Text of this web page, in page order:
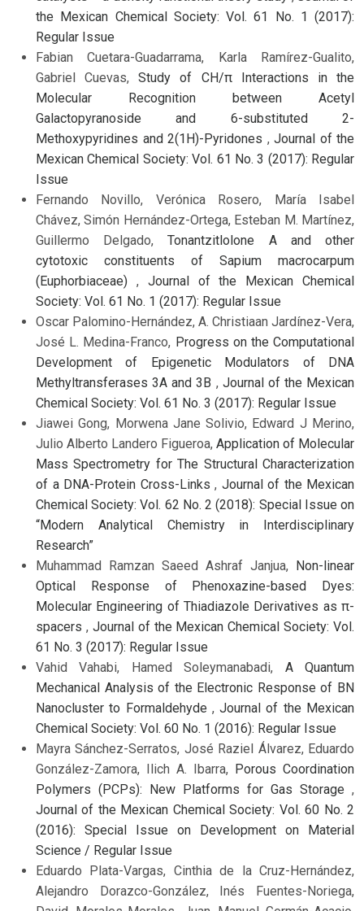
the Mexican Chemical Society: Vol. 61 No. 1 (2017):
Regular Issue
Fabian Cuetara-Guadarrama, Karla Ramírez-Gualito,
Gabriel Cuevas,Study of CH/π Interactions in the
Molecular Recognition between Acetyl
Galactopyranoside and 6-substituted 2-
Methoxypyridines and 2(1H)-Pyridones , Journal of the
Mexican Chemical Society: Vol. 61 No. 3 (2017): Regular
Issue
Fernando Novillo, Verónica Rosero, María Isabel
Chávez, Simón Hernández-Ortega, Esteban M. Martínez,
Guillermo Delgado,Tonantzitlolone A and other
cytotoxic constituents of Sapium macrocarpum
(Euphorbiaceae) , Journal of the Mexican Chemical
Society: Vol. 61 No. 1 (2017): Regular Issue
Oscar Palomino-Hernández, A. Christiaan Jardínez-Vera,
José L. Medina-Franco, Progress on the Computational
Development of Epigenetic Modulators of DNA
Methyltransferases 3A and 3B , Journal of the Mexican
Chemical Society: Vol. 61 No. 3 (2017): Regular Issue
Jiawei Gong, Morwena Jane Solivio, Edward J Merino,
Julio Alberto Landero Figueroa, Application of Molecular
Mass Spectrometry for The Structural Characterization
of a DNA-Protein Cross-Links , Journal of the Mexican
Chemical Society: Vol. 62 No. 2 (2018): Special Issue on
“Modern Analytical Chemistry in Interdisciplinary
Research”
Muhammad Ramzan Saeed Ashraf Janjua,
Non-linear
Optical Response of Phenoxazine-based Dyes:
Molecular Engineering of Thiadiazole Derivatives as π-
spacers , Journal of the Mexican Chemical Society: Vol.
61 No. 3 (2017): Regular Issue
Vahid Vahabi, Hamed Soleymanabadi, A Quantum
Mechanical Analysis of the Electronic Response of BN
Nanocluster to Formaldehyde ,Journal of the Mexican
Chemical Society: Vol. 60 No. 1 (2016): Regular Issue
Mayra Sánchez-Serratos, José Raziel Álvarez, Eduardo
González-Zamora, Ilich A. Ibarra, Porous Coordination
Polymers (PCPs): New Platforms for Gas Storage ,
Journal of the Mexican Chemical Society: Vol. 60 No. 2
(2016): Special Issue on Development on Material
Science / Regular Issue
Eduardo Plata-Vargas, Cinthia de la Cruz-Hernández,
Alejandro Dorazco-González, Inés Fuentes-Noriega,